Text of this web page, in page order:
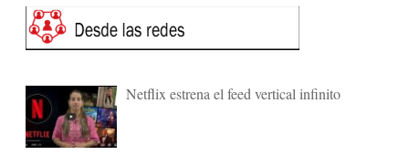
Netflix estrena el feed vertical infinito